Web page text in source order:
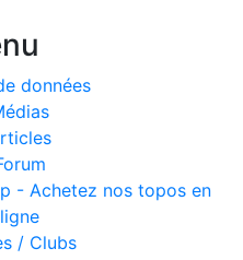
données
- Achetez nos topos en
ligne
/ Clubs